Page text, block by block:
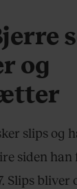
og
slips og
siden
Slips